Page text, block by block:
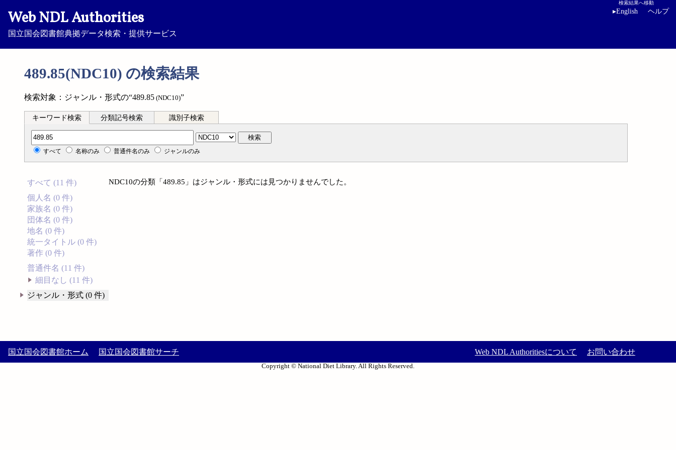
Web NDL Authorities
国立国会図書館典拠データ検索・提供サービス
検索結果へ移動
▸English ヘルプ
489.85(NDC10) の検索結果
検索対象：ジャンル・形式の“489.85 (NDC10)”
キーワード検索 分類記号検索 識別子検索
分類記号検索 検索
すべて 名称のみ 普通件名のみ ジャンルのみ
すべて (11 件)
個人名 (0 件)
家族名 (0 件)
団体名 (0 件)
地名 (0 件)
統一タイトル (0 件)
著作 (0 件)
普通件名 (11 件)
細目なし (11 件)
ジャンル・形式 (0 件)
NDC10の分類「489.85」はジャンル・形式には見つかりませんでした。
国立国会図書館ホーム 国立国会図書館サーチ Web NDL Authoritiesについて お問い合わせ
Copyright © National Diet Library. All Rights Reserved.